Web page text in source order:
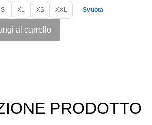
S XL XS XXL Svuota
al carrello
PRODOTTO